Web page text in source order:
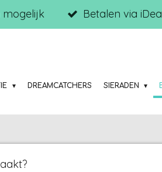
mogelijk Betalen via
DREAMCATCHERS SIERADEN